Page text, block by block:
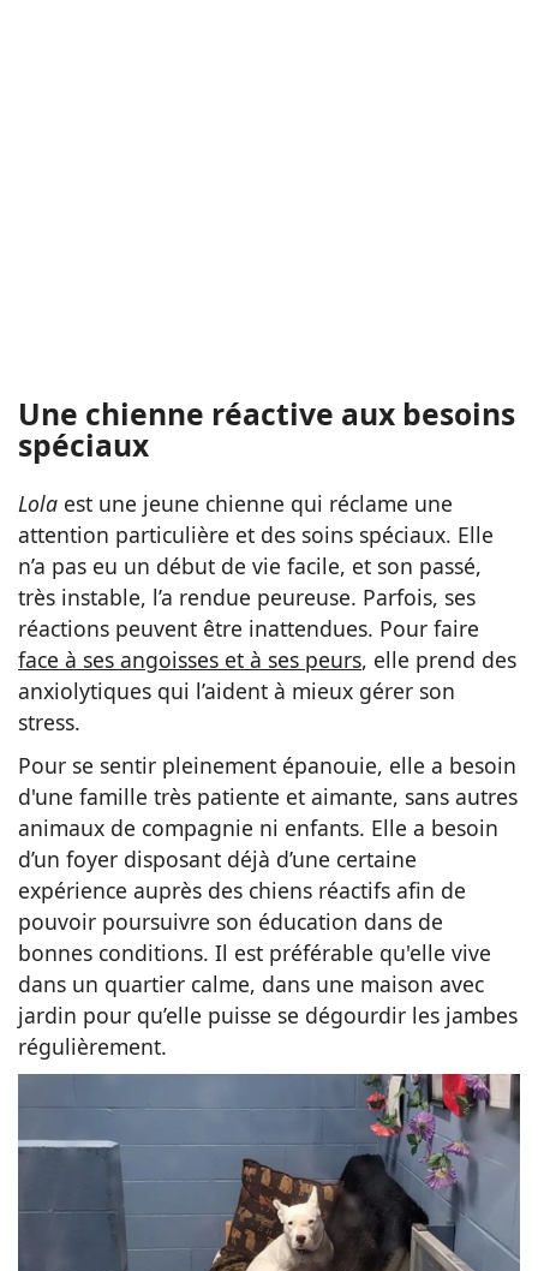
Une chienne réactive aux besoins
spéciaux
Lola est une jeune chienne qui réclame une
attention particulière et des soins spéciaux. Elle
n’a pas eu un début de vie facile, et son passé,
très instable, l’a rendue peureuse. Parfois, ses
réactions peuvent être inattendues. Pour faire
face à ses angoisses et à ses peurs, elle prend des
anxiolytiques qui l’aident à mieux gérer son
stress.
Pour se sentir pleinement épanouie, elle a besoin
d'une famille très patiente et aimante, sans autres
animaux de compagnie ni enfants. Elle a besoin
d’un foyer disposant déjà d’une certaine
expérience auprès des chiens réactifs afin de
pouvoir poursuivre son éducation dans de
bonnes conditions. Il est préférable qu'elle vive
dans un quartier calme, dans une maison avec
jardin pour qu’elle puisse se dégourdir les jambes
régulièrement.